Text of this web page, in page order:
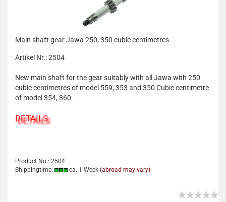
Main shaft gear Jawa 250, 350 cubic centimetres
Artikel Nr.: 2504
New main shaft for the gear suitably with all Jawa with 250
cubic centimetres of model 559, 353 and 350 Cubic centimetre
of model 354, 360.
DETAILS
Product No.: 2504
Shippingtime:
ca. 1 Week (abroad may vary)